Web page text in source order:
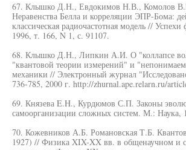
67. Клышко Д.Н., Евдокимов Н.В., Комолов
Неравенства Белла и корреляции ЭПР-Бома:
классическая радиочастотная модель //
1996, т. 166, N 1, с. 91107.
68. Клышко Д.Н., Липкин А.И. О "коллапсе
"квантовой теории измерений" и
механики // Электронный журнал
736-785, 2000 г. http://zhurnal.ape.relarn.ru/
69. Князева E.H., Курдюмов С.П. Законы
самоорганизации сложных систем. М.: Наука,
70. Кожевников А.Б. Романовская Т.Б.
1927) // Физика XIX-XX вв. в общенаучном и